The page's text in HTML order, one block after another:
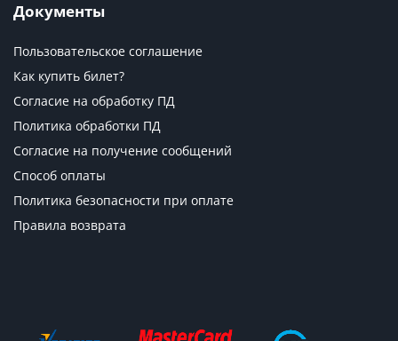
Документы
Пользовательское соглашение
Как купить билет?
Согласие на обработку ПД
Политика обработки ПД
Согласие на получение сообщений
Способ оплаты
Политика безопасности при оплате
Правила возврата